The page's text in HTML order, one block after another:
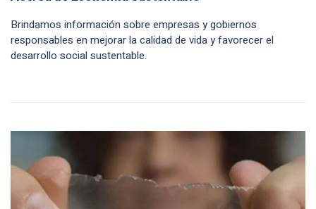
Brindamos información sobre empresas y gobiernos
responsables en mejorar la calidad de vida y favorecer el
desarrollo social sustentable.